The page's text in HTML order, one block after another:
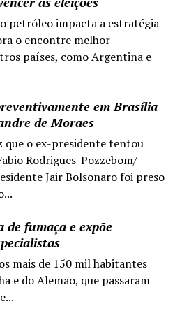
petróleo impacta a estratégia
o encontre melhor
países, como Argentina e
em Brasília
de Moraes
que o ex-presidente tentou
Rodrigues-Pozzebom/
Jair Bolsonaro foi preso
de fumaça e expõe
mais de 150 mil habitantes
e do Alemão, que passaram